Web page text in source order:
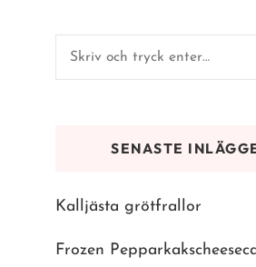
Letar
du
SENASTE
Kalljästa grötfrallor
Frozen